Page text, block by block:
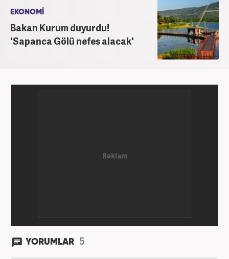
EKONOMİ
Bakan Kurum duyurdu!
'Sapanca Gölü nefes alacak'
YORUMLAR 5